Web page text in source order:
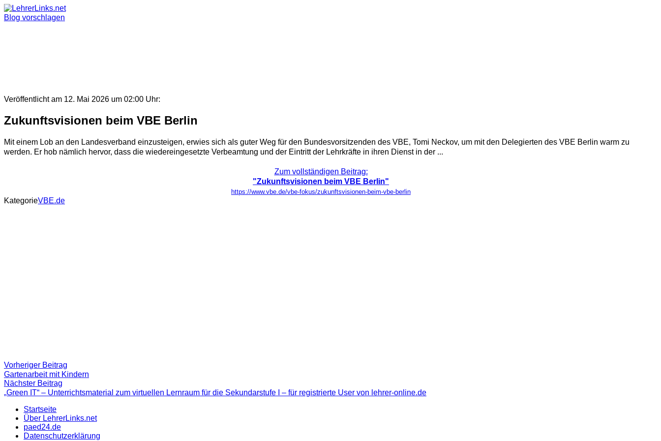
Skip
to
Blog vorschlagen
Veröffentlicht am 12. Mai 2026 um 02:00 Uhr:
Zukunftsvisionen beim VBE Berlin
Mit einem Lob an den Landesverband einzusteigen, erwies sich als guter Weg für den Bundesvorsitzenden des VBE, Tomi Neckov, um mit den Delegierten des VBE Berlin warm zu
werden. Er hob nämlich hervor, dass die wiedereingesetzte Verbeamtung und der Eintritt der Lehrkräfte in ihren Dienst in der ...
Zum vollständigen Beitrag:
"Zukunftsvisionen beim VBE Berlin"
https://www.vbe.de/vbe-fokus/zukunftsvisionen-beim-vbe-berlin
KategorieVBE.de
Beitragsnavigation
Vorheriger Beitrag
Beitrag:
Gartenarbeit mit Kindern
Nächster Beitrag
Beitrag
„Green IT“ – Unterrichtsmaterial zum virtuellen Lernraum für die Sekundarstufe I – für registrierte User von lehrer-online.de
Startseite
Über LehrerLinks.net
paed24.de
Datenschutzerklärung